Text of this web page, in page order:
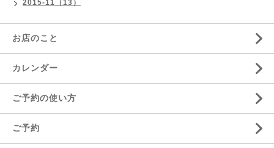
2015-11（13）
お店のこと
カレンダー
ご予約の使い方
ご予約